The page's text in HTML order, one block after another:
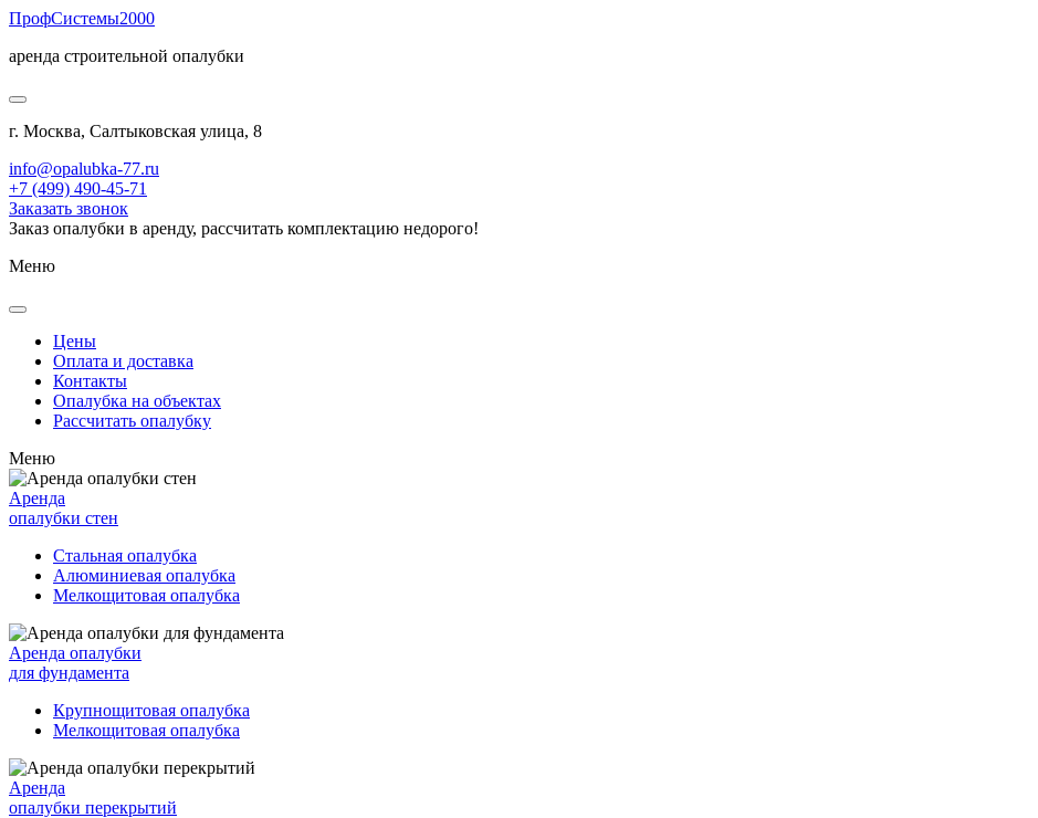
ПрофСистемы2000
аренда строительной опалубки
г. Москва, Салтыковская улица, 8
info@opalubka-77.ru
+7 (499) 490-45-71
Заказать звонок
Заказ опалубки в аренду, рассчитать комплектацию недорого!
Меню
Цены
Оплата и доставка
Контакты
Опалубка на объектах
Рассчитать опалубку
Меню
Аренда
опалубки стен
Стальная опалубка
Алюминиевая опалубка
Мелкощитовая опалубка
Аренда опалубки
для фундамента
Крупнощитовая опалубка
Мелкощитовая опалубка
Аренда
опалубки перекрытий